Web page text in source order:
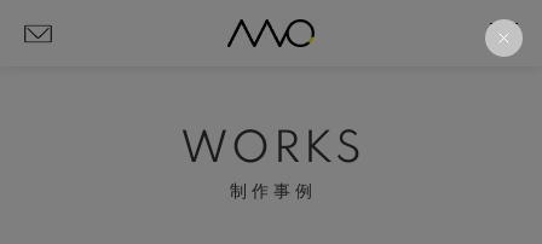
WORKS
制作事例